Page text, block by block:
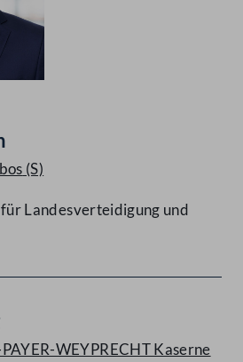
(S)
Landesverteidigung und
WEYPRECHT Kaserne